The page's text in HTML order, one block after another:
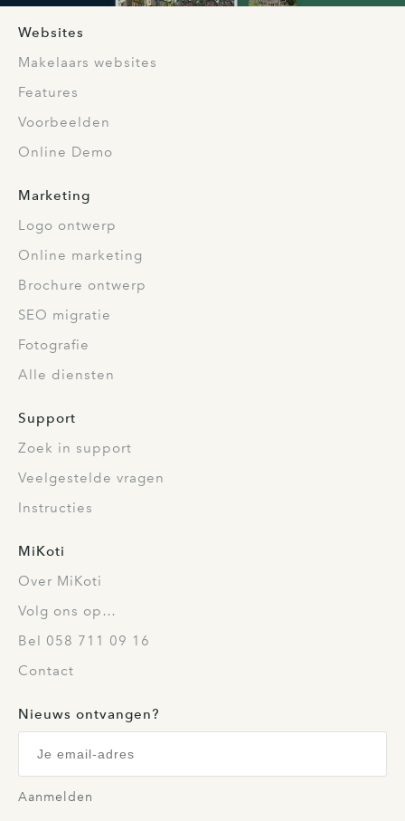
Websites
Makelaars websites
Features
Voorbeelden
Online Demo
Marketing
Logo ontwerp
Online marketing
Brochure ontwerp
SEO migratie
Fotografie
Alle diensten
Support
Zoek in support
Veelgestelde vragen
Instructies
MiKoti
Over MiKoti
Volg ons op…
Bel 058 711 09 16
Contact
Nieuws ontvangen?
Aanmelden